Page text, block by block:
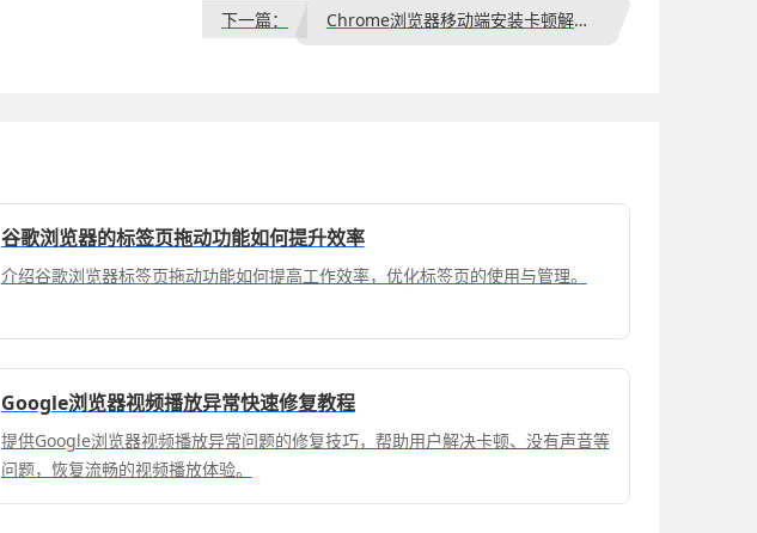
下一篇： Chrome浏览器移动端安装卡顿解决方法
谷歌浏览器的标签页拖动功能如何提升效率
介绍谷歌浏览器标签页拖动功能如何提高工作效率，优化标签页的使用与管理。
Google浏览器视频播放异常快速修复教程
提供Google浏览器视频播放异常问题的修复技巧，帮助用户解决卡顿、没有声音等
问题，恢复流畅的视频播放体验。